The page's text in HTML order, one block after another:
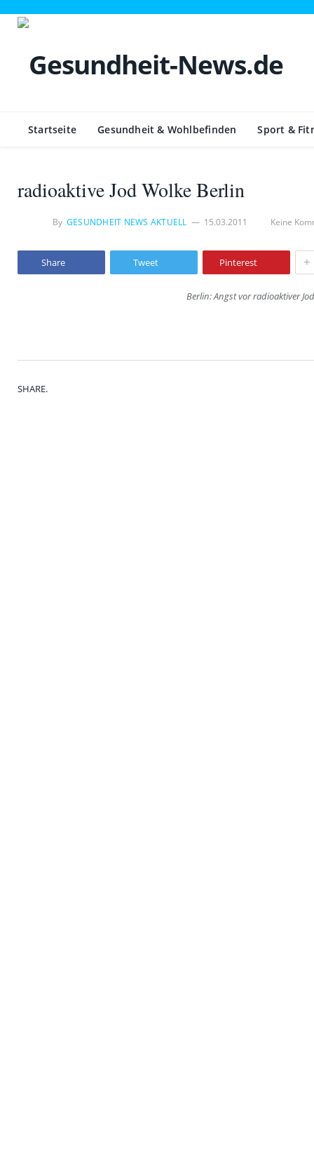
Startseite Gesundheit & Wohlbefinden Sport &
radioaktive Jod Wolke Berlin
By GESUNDHEIT NEWS AKTUELL 15.03.2011 Keine
Share Tweet Pinterest +
Berlin: Angst vor radioaktiver
SHARE.